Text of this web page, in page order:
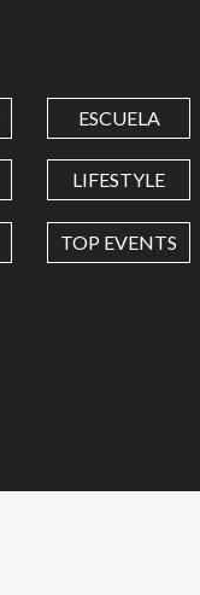
ESCUELA
LIFESTYLE
TOP EVENTS